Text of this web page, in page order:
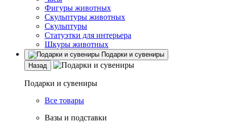
Фигуры животных
Скульптуры животных
Скульптуры
Статуэтки для интерьера
Шкуры животных
Подарки и сувениры
Назад
Подарки и сувениры
Все товары
Вазы и подставки